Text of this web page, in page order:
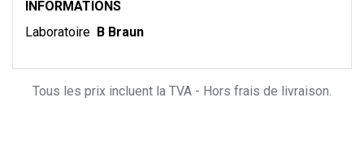
INFORMATIONS
Laboratoire B Braun
Tous les prix incluent la TVA - Hors frais de livraison.